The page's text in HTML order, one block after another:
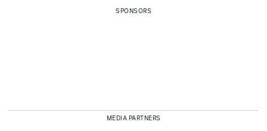
SPONSORS
MEDIA PARTNERS